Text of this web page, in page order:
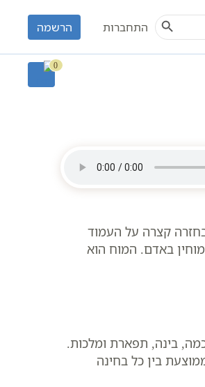
Search Button
התחברות הרשמה
0
- עשר בעשר
קצרה על העמוד
באדם. המוח הוא
בינה, תפארת ומלכות.
בין כל בחינה